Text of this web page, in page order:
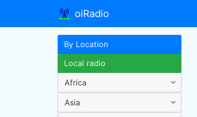
oiRadio
By Location
Local radio
Africa
Asia